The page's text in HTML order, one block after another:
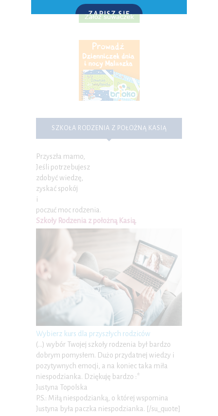
SZKOŁA RODZENIA Z POŁOŻNĄ KASIĄ
Przyszła mamo,
Jeśli potrzebujesz
zdobyć wiedzę,
zyskać spokój
i
poczuć moc rodzenia.
Szkoły Rodzenia z położną Kasią.
Wybierz kurs dla przyszłych rodziców
(…) wybór Twojej szkoły rodzenia był bardzo
dobrym pomysłem. Dużo przydatnej wiedzy i
pozytywnych emocji, a na koniec taka miła
niespodzianka. Dziękuję bardzo :*
Justyna Topolska
P.S.: Miłą niespodzianką, o której wspomina
Justyna była paczka niespodzianka. [/su_quote]
ZAPISZ SIĘ